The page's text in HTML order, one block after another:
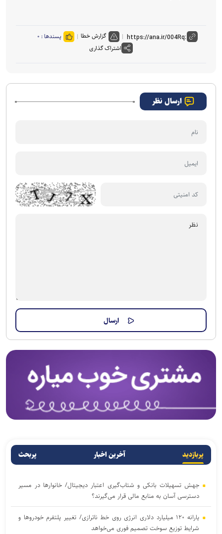
گزارش خطا پسندها : ۰
اشتراک گذاری
ارسال نظر
پربازدید آخرین اخبار پربحث
جهش تسهیلات بانکی و شتاب‌گیری اعتبار دیجیتال/ خانوار‌ها در مسیر
دسترسی آسان‌ به منابع مالی قرار می‌گیرند؟
یارانه ۱۲۰ میلیارد دلاری انرژی روی خط ناترازی/ تغییر پلتفرم خودروها و
شرایط توزیع سوخت تصمیم فوری می‌خواهد